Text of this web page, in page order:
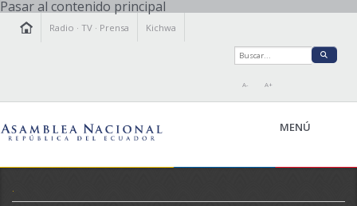
Pasar al contenido principal
Radio ·TV · Prensa Kichwa
A- A+
MENÚ
.